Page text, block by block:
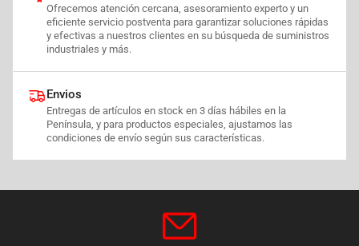
Ofrecemos atención cercana, asesoramiento experto y un
eficiente servicio postventa para garantizar soluciones rápidas
y efectivas a nuestros clientes en su búsqueda de suministros
industriales y más.
Envios
Entregas de artículos en stock en 3 días hábiles en la
Península, y para productos especiales, ajustamos las
condiciones de envío según sus características.